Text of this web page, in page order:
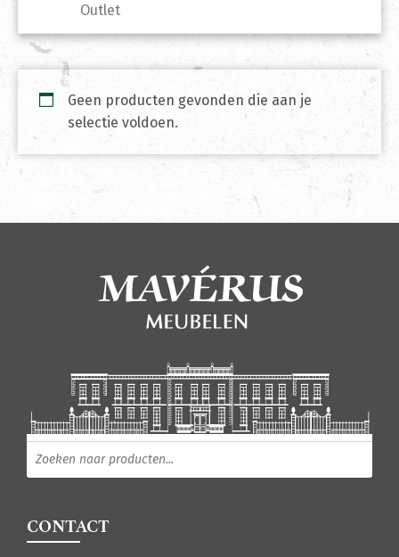
Geen producten gevonden die aan je
selectie voldoen.
Outlet
Producten zoeken
CONTACT